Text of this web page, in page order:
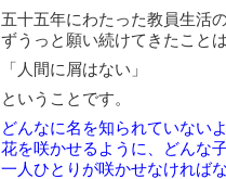
五十五年にわたった教員生活
ずうっと願い続けてきたこと
「人間に屑はない」
ということです。
どんなに名を知られていない
花を咲かせるように、どんな
一人ひとりが咲かせなければ